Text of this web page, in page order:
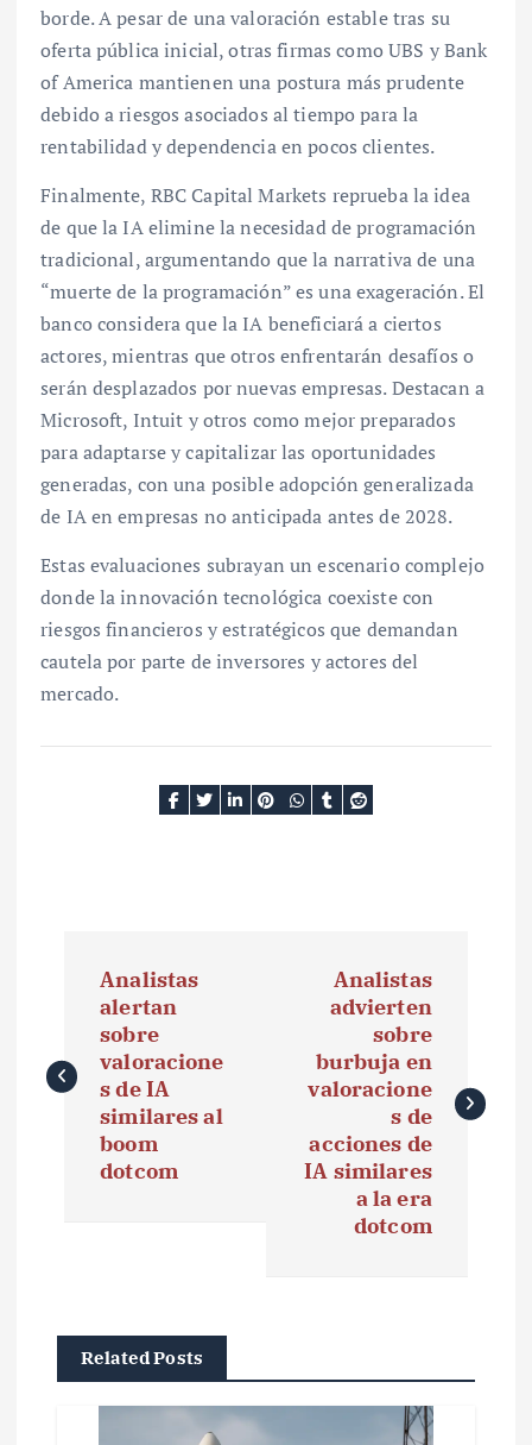
borde. A pesar de una valoración estable tras su
oferta pública inicial, otras firmas como UBS y Bank
of America mantienen una postura más prudente
debido a riesgos asociados al tiempo para la
rentabilidad y dependencia en pocos clientes.
Finalmente, RBC Capital Markets reprueba la idea
de que la IA elimine la necesidad de programación
tradicional, argumentando que la narrativa de una
“muerte de la programación” es una exageración. El
banco considera que la IA beneficiará a ciertos
actores, mientras que otros enfrentarán desafíos o
serán desplazados por nuevas empresas. Destacan a
Microsoft, Intuit y otros como mejor preparados
para adaptarse y capitalizar las oportunidades
generadas, con una posible adopción generalizada
de IA en empresas no anticipada antes de 2028.
Estas evaluaciones subrayan un escenario complejo
donde la innovación tecnológica coexiste con
riesgos financieros y estratégicos que demandan
cautela por parte de inversores y actores del
mercado.
v
e
ó
n
Analistas
alertan
sobre
valoracione
s de IA
similares al
boom
dotcom
Analistas
advierten
sobre
burbuja en
valoracione
s de
acciones de
IA similares
a la era
dotcom
Related Posts